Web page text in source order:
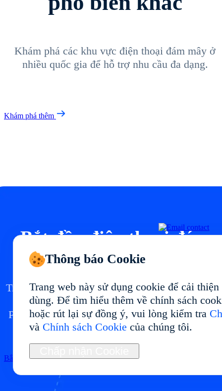
Khám phá các khu vực điện thoại đám mây ở
nhiều quốc gia để hỗ trợ nhu cầu đa dạng.
Khám phá thêm
Bắt đầu điện thoại đám
mây của bạn tại
Triển khai môi trường điện thoại đám mây tại
hiệu suất ổn định và cách dùng linh hoạt.
Phù hợp cho quản lý đa tài khoản, kiểm thử ứng
dụng, tự động hóa và vận hành dài hạn.
Bắt đầu
Thông báo Cookie
Trang web này sử dụng cookie để cải
dùng. Để tìm hiểu thêm về chính sách
hoặc rút lại sự đồng ý, vui lòng kiểm tra
và Chính sách Cookie của chúng tôi.